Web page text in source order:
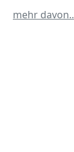
mehr davon..